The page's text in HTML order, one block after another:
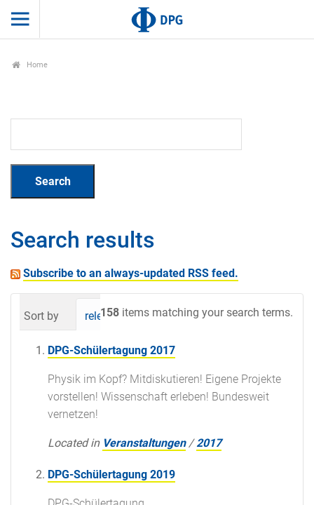
Home
Search results
Subscribe to an always-updated RSS feed.
158 items matching your search terms.
Sort by relevance date (newest first)
DPG-Schülertagung 2017
Physik im Kopf? Mitdiskutieren! Eigene Projekte
vorstellen! Wissenschaft erleben! Bundesweit
vernetzen!
Located in Veranstaltungen /2017
DPG-Schülertagung 2019